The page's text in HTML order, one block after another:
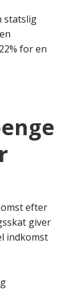
statslig
for en
efter
giver
indkomst